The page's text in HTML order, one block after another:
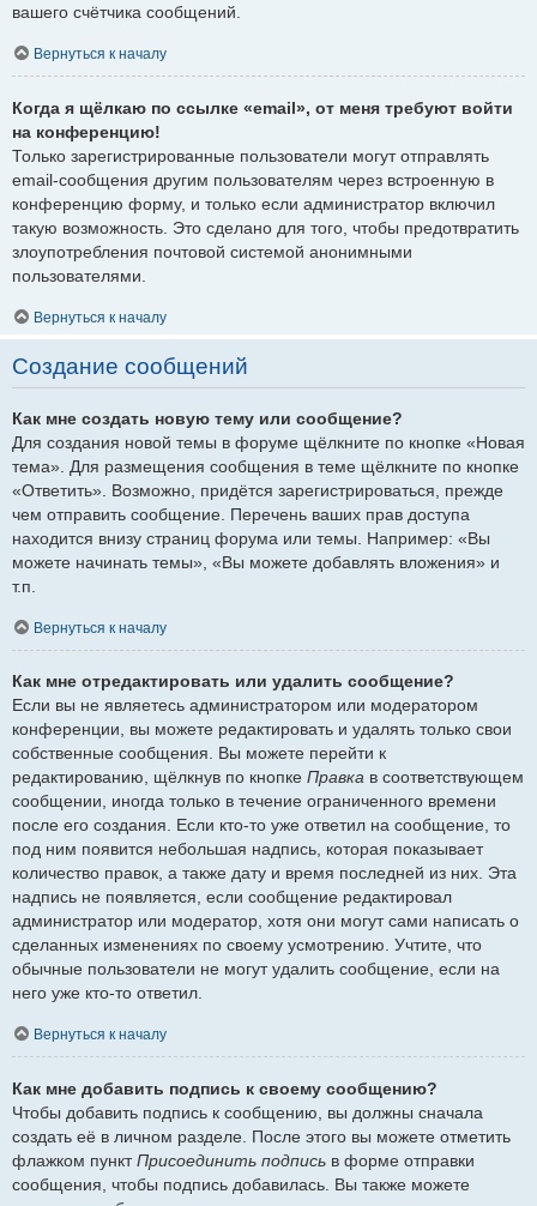
вашего счётчика сообщений.
Вернуться к началу
Когда я щёлкаю по ссылке «email», от меня требуют войти
на конференцию!
Только зарегистрированные пользователи могут отправлять
email-сообщения другим пользователям через встроенную в
конференцию форму, и только если администратор включил
такую возможность. Это сделано для того, чтобы предотвратить
злоупотребления почтовой системой анонимными
пользователями.
Вернуться к началу
Создание сообщений
Как мне создать новую тему или сообщение?
Для создания новой темы в форуме щёлкните по кнопке «Новая
тема». Для размещения сообщения в теме щёлкните по кнопке
«Ответить». Возможно, придётся зарегистрироваться, прежде
чем отправить сообщение. Перечень ваших прав доступа
находится внизу страниц форума или темы. Например: «Вы
можете начинать темы», «Вы можете добавлять вложения» и
т.п.
Вернуться к началу
Как мне отредактировать или удалить сообщение?
Если вы не являетесь администратором или модератором
конференции, вы можете редактировать и удалять только свои
собственные сообщения. Вы можете перейти к
редактированию, щёлкнув по кнопке Правка в соответствующем
сообщении, иногда только в течение ограниченного времени
после его создания. Если кто-то уже ответил на сообщение, то
под ним появится небольшая надпись, которая показывает
количество правок, а также дату и время последней из них. Эта
надпись не появляется, если сообщение редактировал
администратор или модератор, хотя они могут сами написать о
сделанных изменениях по своему усмотрению. Учтите, что
обычные пользователи не могут удалить сообщение, если на
него уже кто-то ответил.
Вернуться к началу
Как мне добавить подпись к своему сообщению?
Чтобы добавить подпись к сообщению, вы должны сначала
создать её в личном разделе. После этого вы можете отметить
флажком пунктПрисоединить подпись в форме отправки
сообщения, чтобы подпись добавилась. Вы также можете